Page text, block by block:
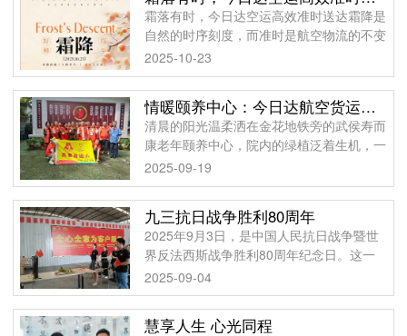
霜落有时，今日达空运高效准时送达霜降是
自然的时序刻度，而准时是航空物流的不变
准则。无论是紧急医疗物资的雪中送炭，还
是节日礼品的温情传递，我们都以精准的调
度、稳定
2025-10-23
情暖颐养中心：今日达航空货运志愿者十年坚守
清晨的阳光温柔洒在金花地铁旁的武侯寿而
康老年颐养中心，院内的绿植泛着生机，一
场充满暖意的文明实践志愿服务活动正按计
划拉开帷幕。今日达航空货运的李总亲自带
队，代表公
2025-09-19
九三抗日战争胜利80周年
2025年9月3日，是中国人民抗日战争暨世
界反法西斯战争胜利80周年纪念日。这一
天，我们共同铭记历史，缅怀先烈，弘扬伟
大的爱国主义精神和抗战精神。历经14年
的艰苦卓绝斗争，中
2025-09-04
慧享人生 心光同程